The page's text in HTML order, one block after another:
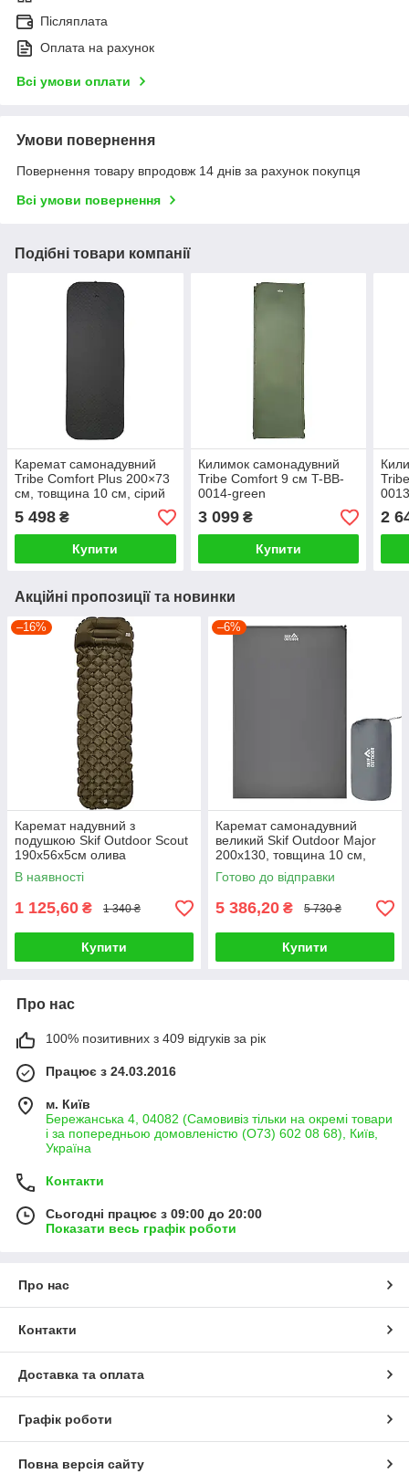
Післяплата
Оплата на рахунок
Всі умови оплати
Умови повернення
Повернення товару впродовж 14 днів за рахунок покупця
Всі умови повернення
Подібні товари компанії
Каремат самонадувний
Tribe Comfort Plus 200×73
см, товщина 10 см, сірий
5 498 ₴
Купити
Килимок самонадувний
Tribe Comfort 9 см T-BB-
0014-green
3 099₴
Купити
2
Акційні пропозиції та новинки
–16%
Каремат надувний з
подушкою Skif Outdoor Scout
190x56x5см олива
В наявності
1 125,60 ₴ 1 340 ₴
Купити
–6%
Каремат самонадувний
великий Skif Outdoor Major
200x130, товщина 10 см,
сірий
Готово до відправки
5 386,20 ₴ 5 730 ₴
Купити
Про нас
100% позитивних з 409 відгуків за рік
Працює з 24.03.2016
м. Київ
Бережанська 4, 04082 (Самовивіз тільки на окремі товари
і за попередньою домовленістю (О73) 602 08 68), Київ,
Україна
Контакти
Сьогодні працює з 09:00 до 20:00
Показати весь графік роботи
Про нас
Контакти
Доставка та оплата
Графік роботи
Повна версія сайту